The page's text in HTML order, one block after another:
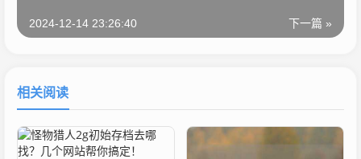
下一篇 »
2024-12-14 23:26:40
相关阅读